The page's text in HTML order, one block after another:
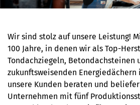
Wir sind stolz auf unsere Leistung!
100 Jahre, in denen wir als Top-
Tondachziegeln, Betondachsteinen
zukunftsweisenden Energiedächern
unsere Kunden beraten und
Unternehmen mit fünf